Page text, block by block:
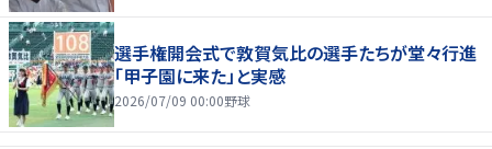
選手権開会式で敦賀気比の選手たちが堂々行進
「甲子園に来た」と実感
2026/07/09 00:00野球